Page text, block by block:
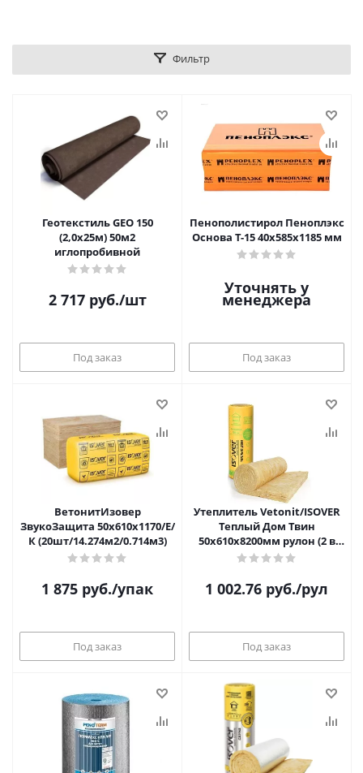
Фильтр
Геотекстиль GEO 150
(2,0х25м) 50м2
иглопробивной
2 717руб./шт
Под заказ
Пенополистирол Пеноплэкс
Основа Т-15 40х585х1185 мм
Уточнять у
менеджера
Под заказ
ВетонитИзовер
ЗвукоЗащита 50х610х1170/Е/
К (20шт/14.274м2/0.714м3)
1 875 руб./упак
Под заказ
Утеплитель Vetonit/ISOVER
Теплый Дом Твин
50х610х8200мм рулон (2 в
рул/10м2/0,5м3)
1 002.76 руб./рул
Под заказ